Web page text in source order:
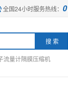
全国24小时服务热线：
流量计隔膜压缩机